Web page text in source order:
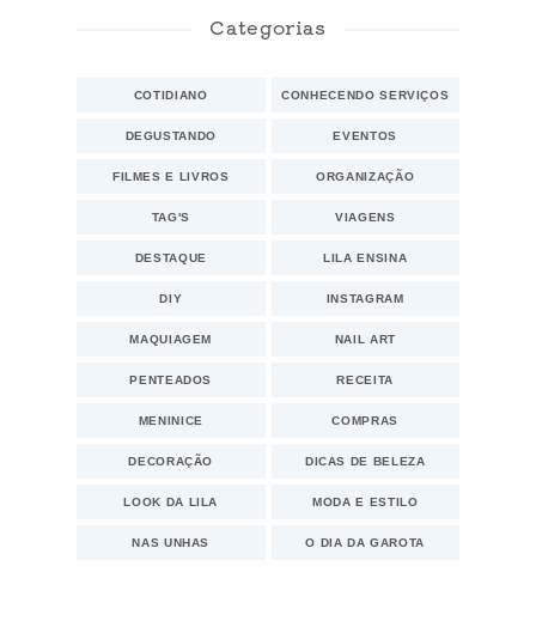
Categorias
COTIDIANO CONHECENDO SERVIÇOS
DEGUSTANDO EVENTOS
FILMES E LIVROS ORGANIZAÇÃO
TAG'S VIAGENS
DESTAQUE LILA ENSINA
DIY INSTAGRAM
MAQUIAGEM NAIL ART
PENTEADOS RECEITA
MENINICE COMPRAS
DECORAÇÃO DICAS DE BELEZA
LOOK DA LILA MODA E ESTILO
NAS UNHAS O DIA DA GAROTA